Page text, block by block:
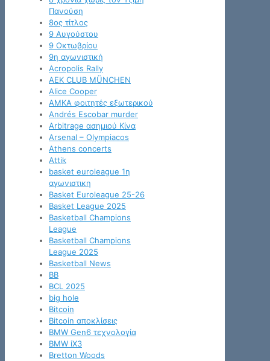
Πανούση
8ος τίτλος
9 Αυγούστου
9 Οκτωβρίου
9η αγωνιστική
Acropolis Rally
AEK CLUB MÜNCHEN
Alice Cooper
AMKA φοιτητές εξωτερικού
Andrés Escobar murder
Arbitrage ασημιού Κίνα
Arsenal – Olympiacos
Athens concerts
Attik
basket euroleague 1η
αγωνιστικη
Basket Euroleague 25-26
Basket League 2025
Basketball Champions
League
Basketball Champions
League 2025
Basketball News
BB
BCL 2025
big hole
Bitcoin
Bitcoin αποκλίσεις
BMW Gen6 τεχνολογία
BMW iX3
Bretton Woods